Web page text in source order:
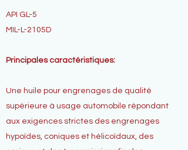
API GL-5
MIL-L-2105D
Principales caractéristiques:
Une huile pour engrenages de qualité
supérieure à usage automobile répondant
aux exigences strictes des engrenages
hypoïdes, coniques et hélicoïdaux, des